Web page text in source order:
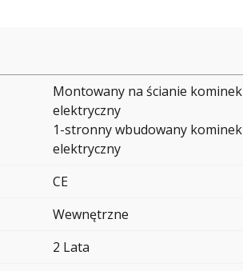
Montowany na ścianie kominek
elektryczny
1-stronny wbudowany kominek
elektryczny
CE
Wewnętrzne
2 Lata